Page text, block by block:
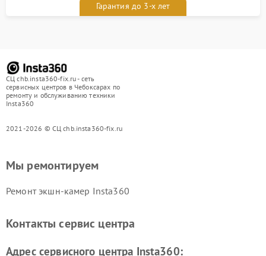
Гарантия до 3-х лет
СЦ chb.insta360-fix.ru - сеть
сервисных центров в Чебоксарах по
ремонту и обслуживанию техники
Insta360
2021-2026 © СЦ chb.insta360-fix.ru
Мы ремонтируем
Ремонт экшн-камер Insta360
Контакты сервис центра
Адрес сервисного центра Insta360: